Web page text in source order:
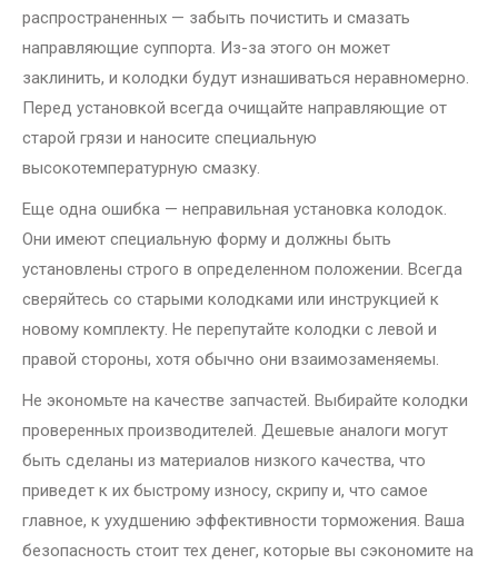
распространенных — забыть почистить и смазать
направляющие суппорта. Из-за этого он может
заклинить, и колодки будут изнашиваться неравномерно.
Перед установкой всегда очищайте направляющие от
старой грязи и наносите специальную
высокотемпературную смазку.
Еще одна ошибка — неправильная установка колодок.
Они имеют специальную форму и должны быть
установлены строго в определенном положении. Всегда
сверяйтесь со старыми колодками или инструкцией к
новому комплекту. Не перепутайте колодки с левой и
правой стороны, хотя обычно они взаимозаменяемы.
Не экономьте на качестве запчастей. Выбирайте колодки
проверенных производителей. Дешевые аналоги могут
быть сделаны из материалов низкого качества, что
приведет к их быстрому износу, скрипу и, что самое
главное, к ухудшению эффективности торможения. Ваша
безопасность стоит тех денег, которые вы сэкономите на